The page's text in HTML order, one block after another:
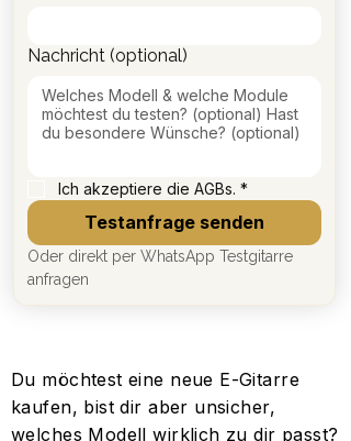
Nachricht (optional)
Ich akzeptiere die AGBs. *
Testanfrage senden
Oder direkt per WhatsApp Testgitarre
anfragen
Du möchtest eine neue E-Gitarre
kaufen, bist dir aber unsicher,
welches Modell wirklich zu dir passt?